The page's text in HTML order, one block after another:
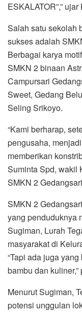
ESKALATOR”,”
Salah satu sekolah
sukses adalah
Berbagai karya
SMKN 2 binaan
Campursari
Sweet, Gedang
Seling Srikoyo.
“Kami berharap,
pengusaha,
memberikan
Suminta Spd, wakil
SMKN 2
SMKN 2
yang penduduknya
Sugiman, Lurah
masyarakat di
“Tapi ada juga
bambu dan kuliner,”
Menurut Sugiman,
potensi unggulan